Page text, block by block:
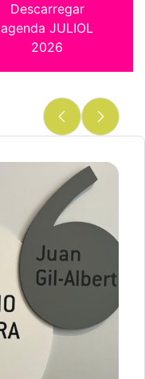
Descarregar
agenda JULIOL
2026